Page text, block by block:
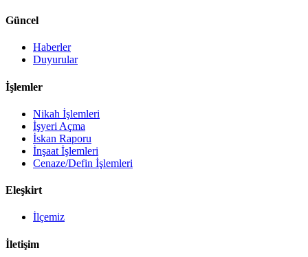
Güncel
Haberler
Duyurular
İşlemler
Nikah İşlemleri
İşyeri Açma
İskan Raporu
İnşaat İşlemleri
Cenaze/Defin İşlemleri
Eleşkirt
İlçemiz
İletişim